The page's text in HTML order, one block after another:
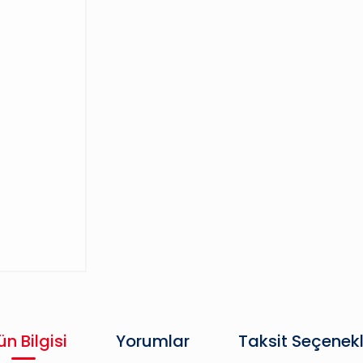
Bilgisi Yorumlar Taksit